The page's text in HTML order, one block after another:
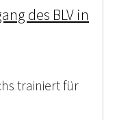
des BLV in
trainiert für